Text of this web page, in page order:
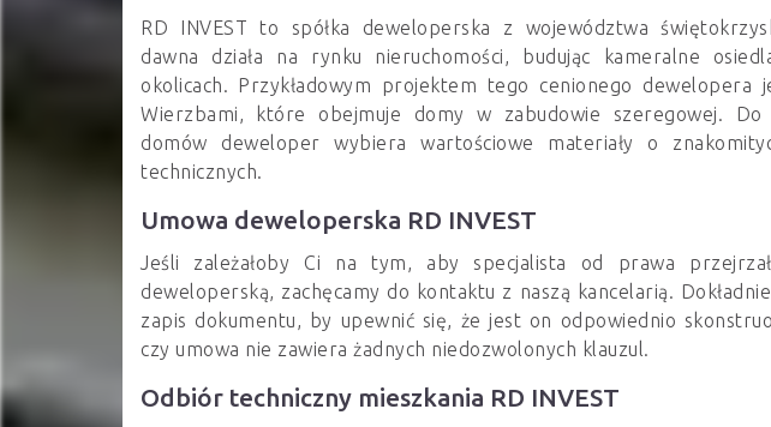
RD INVEST to spółka deweloperska z województwa
dawna działa na rynku nieruchomości, budując kameralne
okolicach. Przykładowym projektem tego cenionego dewelopera
Wierzbami, które obejmuje domy w zabudowie szeregowej. Do
domów deweloper wybiera wartościowe materiały o
technicznych.
Umowa deweloperska RD INVEST
Jeśli zależałoby Ci na tym, aby specjalista od prawa
deweloperską, zachęcamy do kontaktu z naszą kancelarią.
zapis dokumentu, by upewnić się, że jest on odpowiednio
czy umowa nie zawiera żadnych niedozwolonych klauzul.
Odbiór techniczny mieszkania RD INVEST